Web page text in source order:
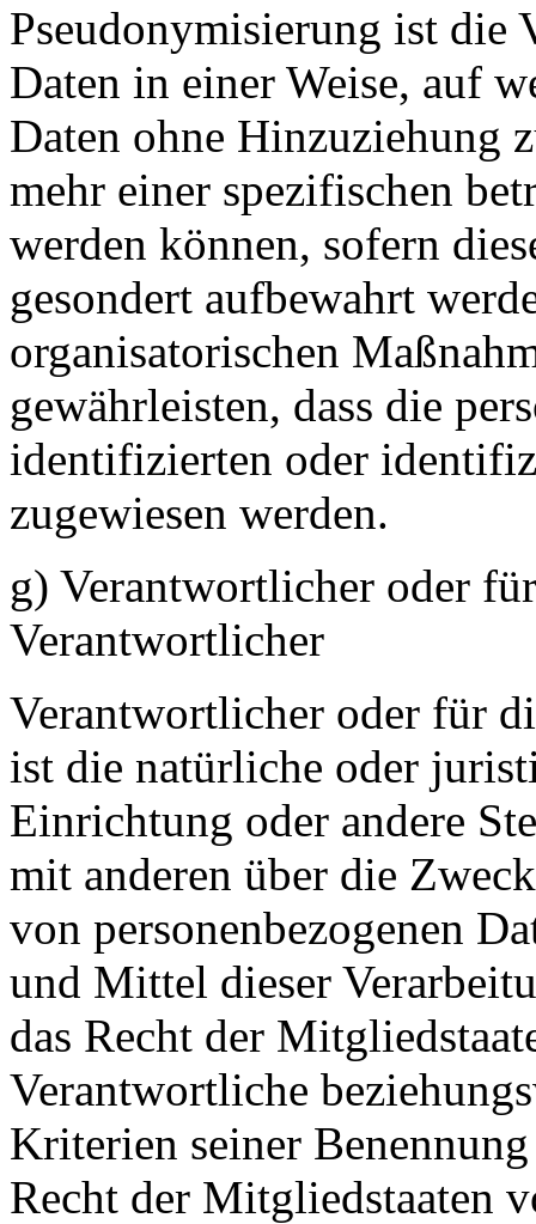
Pseudonymisierung ist die
Daten in einer Weise, auf
Daten ohne Hinzuziehung
mehr einer spezifischen
werden können, sofern
gesondert aufbewahrt
organisatorischen
gewährleisten, dass die
identifizierten oder
zugewiesen werden.
g) Verantwortlicher oder
Verantwortlicher
Verantwortlicher oder für
ist die natürliche oder
Einrichtung oder andere
mit anderen über die
von personenbezogenen
und Mittel dieser
das Recht der
Verantwortliche
Kriterien seiner
Recht der Mitgliedstaaten